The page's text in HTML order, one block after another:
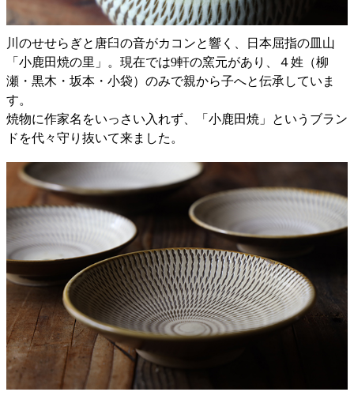
川のせせらぎと唐臼の音がカコンと響く、日本屈指の皿山
「小鹿田焼の里」。現在では9軒の窯元があり、４姓（柳
瀬・黒木・坂本・小袋）のみで親から子へと伝承していま
す。
焼物に作家名をいっさい入れず、「小鹿田焼」というブラン
ドを代々守り抜いて来ました。